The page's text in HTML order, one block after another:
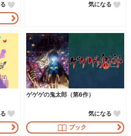
気になる
ゲゲゲの鬼太郎（第6作）
ブック
気になる